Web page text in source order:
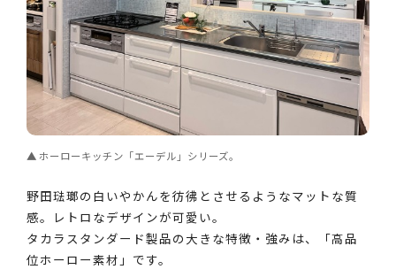
ホーローキッチン「エーデル」シリーズ。
野田琺瑯の白いやかんを彷彿とさせるようなマットな質
感。レトロなデザインが可愛い。
タカラスタンダード製品の大きな特徴・強みは、「高品
位ホーロー素材」です。